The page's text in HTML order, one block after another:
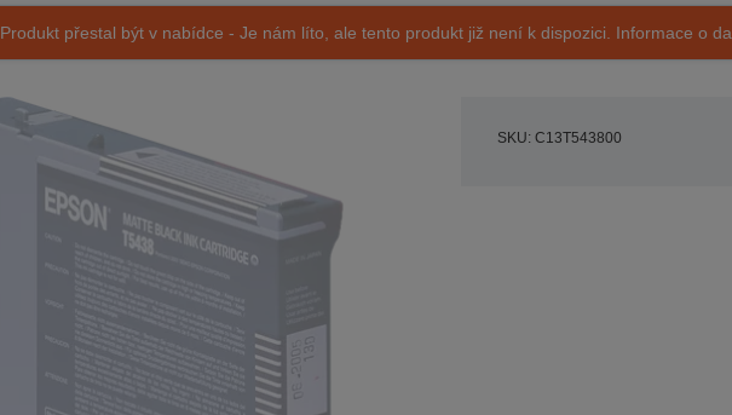
Produkt přestal být v nabídce - Je nám líto, ale tento produkt již není k dispozici. Informace o
SKU: C13T543800